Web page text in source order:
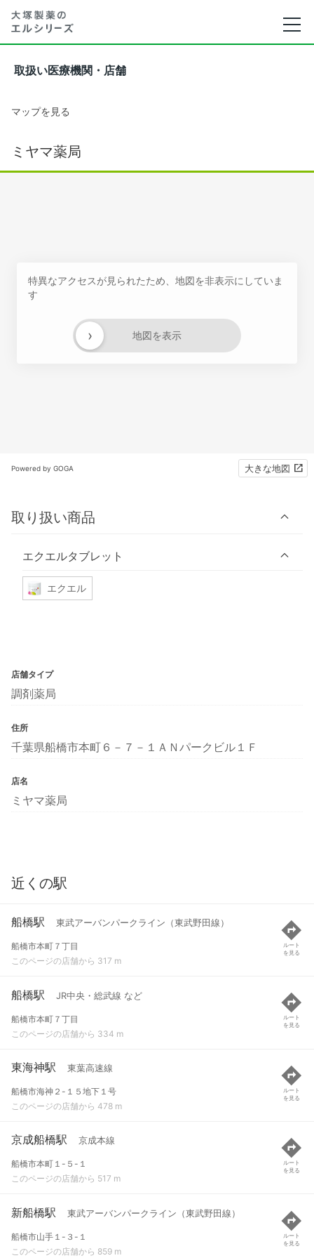
取扱い医療機関・店舗
マップを見る
ミヤマ薬局
特異なアクセスが見られたため、地図を非表示にしていま
す
地図を表示
›
Powered by GOGA 大きな地図
取り扱い商品
エクエルタブレット
エクエル
店舗タイプ
調剤薬局
住所
千葉県船橋市本町６－７－１ＡＮパークビル１Ｆ
店名
ミヤマ薬局
近くの駅
船橋駅 東武アーバンパークライン（東武野田線）
船橋市本町７丁目
このページの店舗から 317 m
ルート
を見る
船橋駅 JR中央・総武線 など
船橋市本町７丁目
このページの店舗から 334 m
ルート
を見る
東海神駅 東葉高速線
船橋市海神２-１５地下１号
このページの店舗から 478 m
ルート
を見る
京成船橋駅 京成本線
船橋市本町１-５-１
このページの店舗から 517 m
ルート
を見る
新船橋駅 東武アーバンパークライン（東武野田線）
船橋市山手１-３-１
このページの店舗から 859 m
ルート
を見る